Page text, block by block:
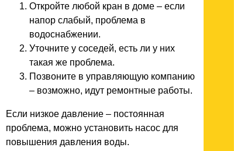
Откройте любой кран в доме – если
напор слабый, проблема в
водоснабжении.
Уточните у соседей, есть ли у них
такая же проблема.
Позвоните в управляющую компанию
– возможно, идут ремонтные работы.
Если низкое давление – постоянная
проблема, можно установить насос для
повышения давления воды.